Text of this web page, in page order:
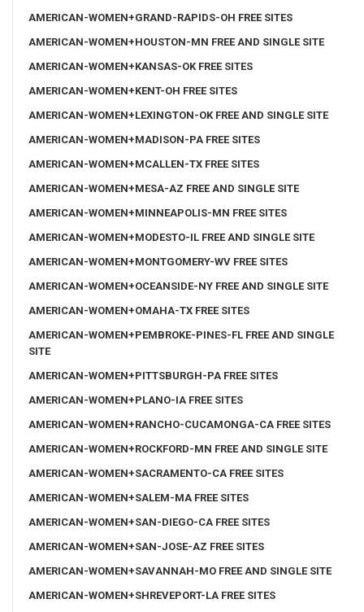
AMERICAN-WOMEN+GRAND-RAPIDS-OH FREE SITES
AMERICAN-WOMEN+HOUSTON-MN FREE AND SINGLE SITE
AMERICAN-WOMEN+KANSAS-OK FREE SITES
AMERICAN-WOMEN+KENT-OH FREE SITES
AMERICAN-WOMEN+LEXINGTON-OK FREE AND SINGLE SITE
AMERICAN-WOMEN+MADISON-PA FREE SITES
AMERICAN-WOMEN+MCALLEN-TX FREE SITES
AMERICAN-WOMEN+MESA-AZ FREE AND SINGLE SITE
AMERICAN-WOMEN+MINNEAPOLIS-MN FREE SITES
AMERICAN-WOMEN+MODESTO-IL FREE AND SINGLE SITE
AMERICAN-WOMEN+MONTGOMERY-WV FREE SITES
AMERICAN-WOMEN+OCEANSIDE-NY FREE AND SINGLE SITE
AMERICAN-WOMEN+OMAHA-TX FREE SITES
AMERICAN-WOMEN+PEMBROKE-PINES-FL FREE AND SINGLE
SITE
AMERICAN-WOMEN+PITTSBURGH-PA FREE SITES
AMERICAN-WOMEN+PLANO-IA FREE SITES
AMERICAN-WOMEN+RANCHO-CUCAMONGA-CA FREE SITES
AMERICAN-WOMEN+ROCKFORD-MN FREE AND SINGLE SITE
AMERICAN-WOMEN+SACRAMENTO-CA FREE SITES
AMERICAN-WOMEN+SALEM-MA FREE SITES
AMERICAN-WOMEN+SAN-DIEGO-CA FREE SITES
AMERICAN-WOMEN+SAN-JOSE-AZ FREE SITES
AMERICAN-WOMEN+SAVANNAH-MO FREE AND SINGLE SITE
AMERICAN-WOMEN+SHREVEPORT-LA FREE SITES